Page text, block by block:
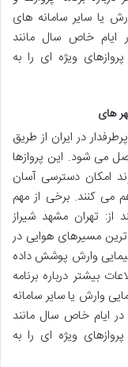
یا سایر سامانه های
ایام خاص سال مانند
ویژه ای را به
های
در ایران از طریق
می شود. این پروازها
امکان دسترسی آسان
می کنند. برخی از مهم
از: تهران مشهد شیراز
مسیرهای هوایی در
وارش پوشش داده
بیشتر درباره برنامه
وارش یا سایر سامانه
ایام خاص سال مانند
ویژه ای را به